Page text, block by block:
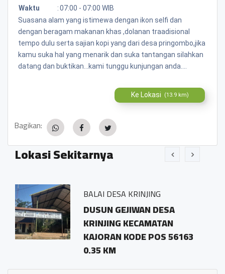
Waktu
:07:00 - 07:00 WIB
Suasana alam yang istimewa dengan ikon selfi dan
dengan beragam makanan khas ,dolanan traadisional
tempo dulu serta sajian kopi yang dari desa pringombo,jika
kamu suka hal yang menarik dan suka tantangan silahkan
datang dan buktikan...kami tunggu kunjungan anda....
Ke Lokasi (13.9 km)
Bagikan:
Lokasi Sekitarnya
BALAI DESA KRINJING
DUSUN GEJIWAN DESA
KRINJING KECAMATAN
KAJORAN KODE POS 56163